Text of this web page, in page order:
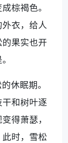
棕褐色。
衣，给人
果实也开
休眠期。
和树叶逐
得萧瑟，
时，雪松